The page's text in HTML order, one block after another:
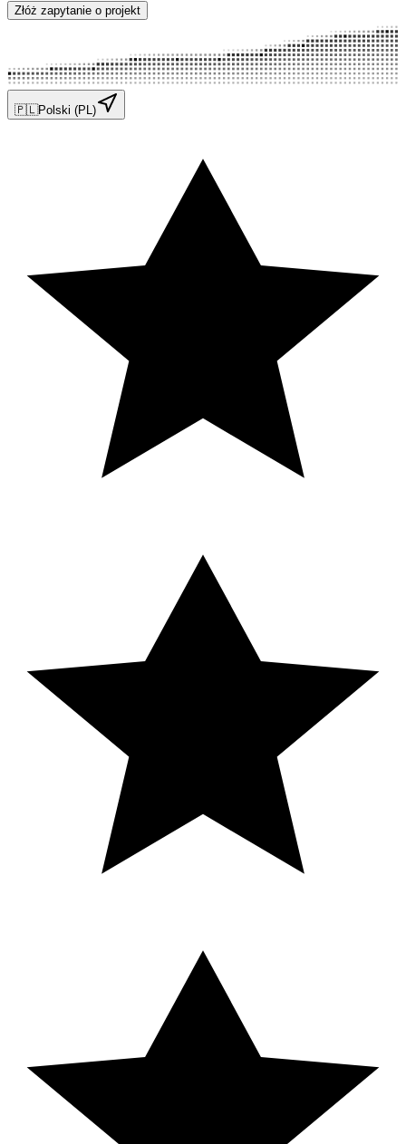
Złóż zapytanie o projekt
🇵🇱Polski (PL)